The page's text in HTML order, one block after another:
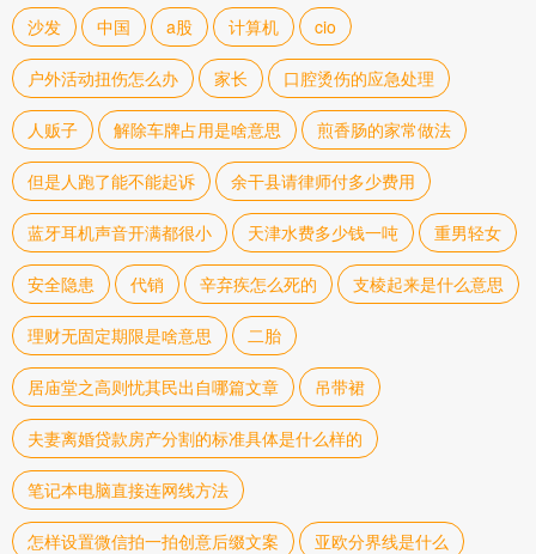
沙发 中国 a股 计算机 cio
户外活动扭伤怎么办 家长 口腔烫伤的应急处理
人贩子 解除车牌占用是啥意思 煎香肠的家常做法
但是人跑了能不能起诉 余干县请律师付多少费用
蓝牙耳机声音开满都很小 天津水费多少钱一吨 重男轻女
安全隐患 代销 辛弃疾怎么死的 支棱起来是什么意思
理财无固定期限是啥意思 二胎
居庙堂之高则忧其民出自哪篇文章 吊带裙
夫妻离婚贷款房产分割的标准具体是什么样的
笔记本电脑直接连网线方法
怎样设置微信拍一拍创意后缀文案 亚欧分界线是什么